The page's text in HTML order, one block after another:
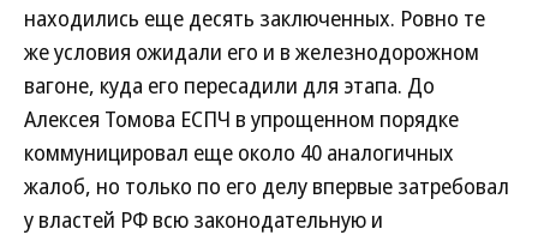
находились еще десять заключенных. Ровно те
же условия ожидали его и в железнодорожном
вагоне, куда его пересадили для этапа. До
Алексея Томова ЕСПЧ в упрощенном порядке
коммуницировал еще около 40 аналогичных
жалоб, но только по его делу впервые затребовал
у властей РФ всю законодательную и